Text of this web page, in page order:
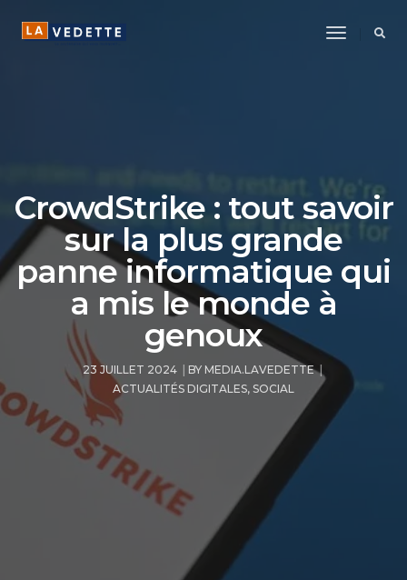
Toggle
CrowdStrike : tout savoir
sur la plus grande
panne informatique qui
a mis le monde à
genoux
23 JUILLET 2024 BY MEDIA.LAVEDETTE
ACTUALITÉS DIGITALES, SOCIAL